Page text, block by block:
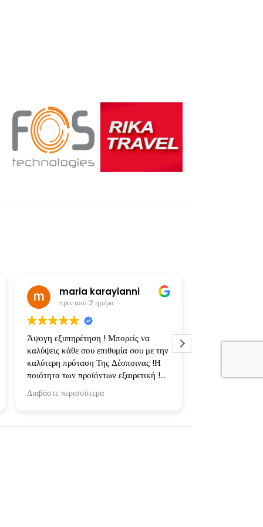
maria karayianni
πριν από 2 ημέρα
Άψογη εξυπηρέτηση ! Μπορείς να
καλύψεις κάθε σου επιθυμία σου με την
καλύτερη πρόταση Της Δέσποινας !Η
ποιότητα των προϊόντων εξαιρετική !
Ευχαριστώ πολύ για την συνεργασία !
Διαβάστε περισσότερα
Υπέροχες,
αγαπημένους